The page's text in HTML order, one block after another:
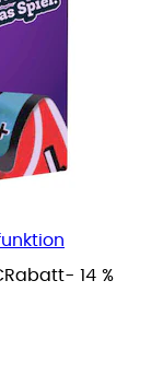
Rabatt- 14 %